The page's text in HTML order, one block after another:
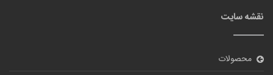
نقشه سایت
محصولات